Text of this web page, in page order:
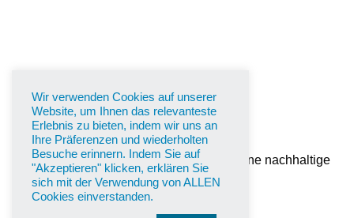
Über uns
Der Fischereiverband Südtirol steht für eine nachhaltige
Angelfischerei, die auf den Erhalt und die
Wiederherstellung ökologisch intakter
Wir verwenden Cookies auf unserer
Website, um Ihnen das relevanteste
Erlebnis zu bieten, indem wir uns an
Ihre Präferenzen und wiederholten
Besuche erinnern. Indem Sie auf
"Akzeptieren" klicken, erklären Sie
sich mit der Verwendung von ALLEN
Cookies einverstanden.